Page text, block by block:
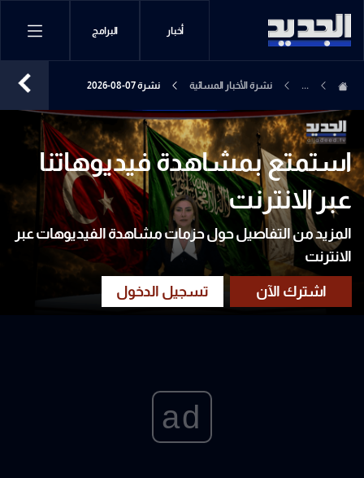
أخبار البرامج
... نشرة الأخبار المسائية نشرة 07-08-2026
استمتع بمشاهدة فيديوهاتنا
عبر الانترنت
المزيد من التفاصيل حول حزمات مشاهدة الفيديوهات عبر
الانترنت
ad